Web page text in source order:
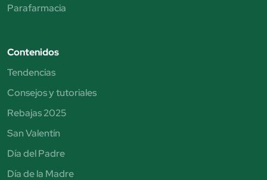
Parafarmacia
Contenidos
Tendencias
Consejos y tutoriales
Rebajas 2025
San Valentín
Día del Padre
Día de la Madre